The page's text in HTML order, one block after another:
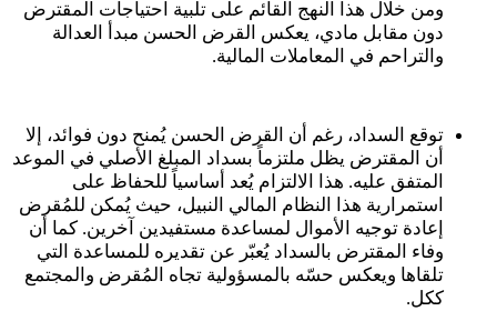
ومن خلال هذا النهج القائم على تلبية احتياجات المقترض
دون مقابل مادي، يعكس القرض الحسن مبدأ العدالة
والتراحم في المعاملات المالية.
توقع السداد، رغم أن القرض الحسن يُمنح دون فوائد، إلا
أن المقترض يظل ملتزماً بسداد المبلغ الأصلي في الموعد
المتفق عليه. هذا الالتزام يُعد أساسياً للحفاظ على
استمرارية هذا النظام المالي النبيل، حيث يُمكن للمُقرض
إعادة توجيه الأموال لمساعدة مستفيدين آخرين. كما أن
وفاء المقترض بالسداد يُعبّر عن تقديره للمساعدة التي
تلقاها ويعكس حسّه بالمسؤولية تجاه المُقرض والمجتمع
ككل.